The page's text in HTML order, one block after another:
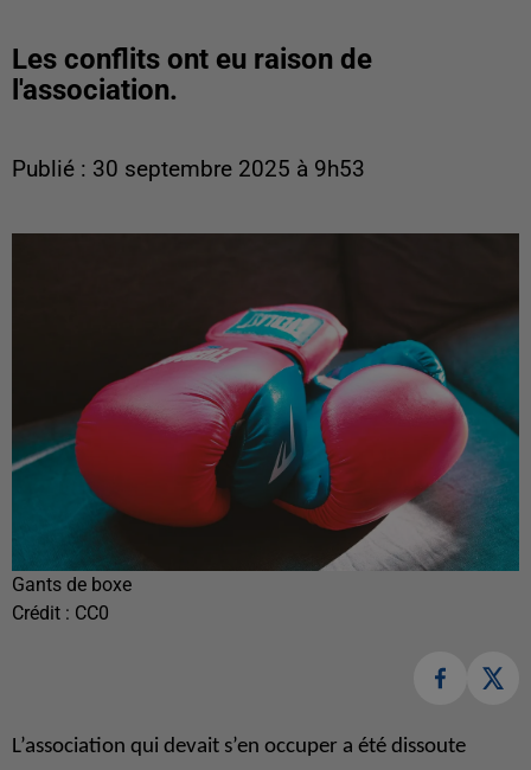
Les conflits ont eu raison de
l'association.
Publié : 30 septembre 2025 à 9h53
Gants de boxe
Crédit : CC0
L’association qui devait s’en occuper a été dissoute